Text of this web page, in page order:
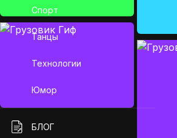
Спорт
Танцы
Технологии
Юмор
БЛОГ